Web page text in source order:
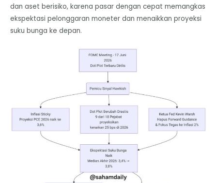
dan aset berisiko, karena pasar dengan cepat memangkas
ekspektasi pelonggaran moneter dan menaikkan proyeksi
suku bunga ke depan.